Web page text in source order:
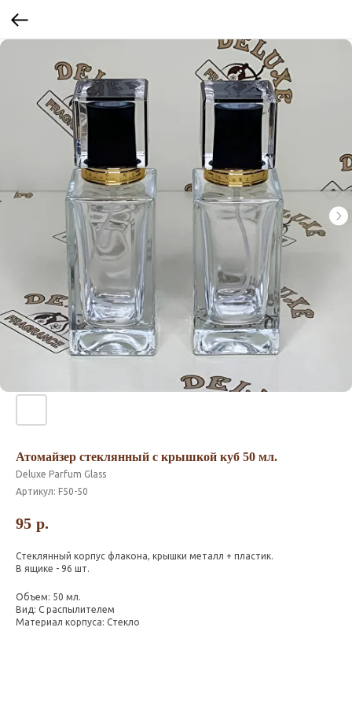
Атомайзер стеклянный с крышкой куб 50 мл.
Deluxe Parfum Glass
Артикул: F50-50
95 р.
Стеклянный корпус флакона, крышки металл + пластик.
В ящике - 96 шт.
Объем: 50 мл.
Вид: С распылителем
Материал корпуса: Стекло